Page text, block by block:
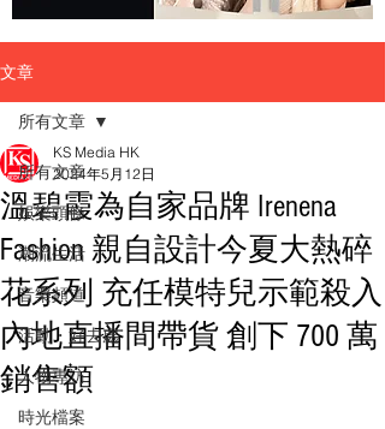
文章
所有文章
娛樂頭條
潮流生活
音樂頻道
活動・好去處
人物專訪
時光檔案
所有文章
溫碧霞為自家品牌 Irenena
Fashion 親自設計今夏大熱碎
花系列 充任模特兒示範殺入
內地直播間帶貨 創下 700 萬
銷售額
KS Media HK
2024年5月12日